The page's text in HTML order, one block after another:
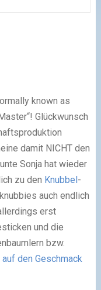
known as
Glückwunsch
damit NICHT den
Sonja hat wieder
zu den Knubbel-
auch endlich
erst
und die
bzw.
den Geschmack